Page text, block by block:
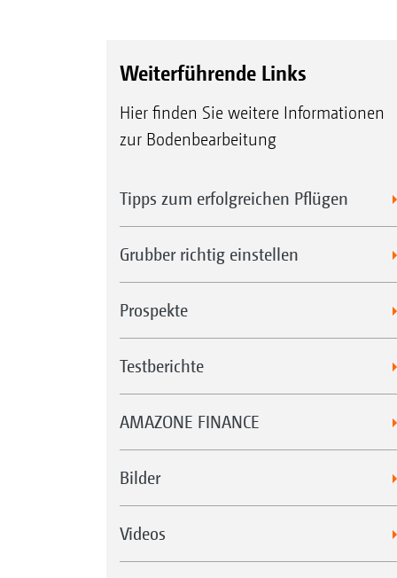
Weiterführende Links
Hier finden Sie weitere Informationen
zur Bodenbearbeitung
Tipps zum erfolgreichen Pflügen
Grubber richtig einstellen
Prospekte
Testberichte
AMAZONE FINANCE
Bilder
Videos